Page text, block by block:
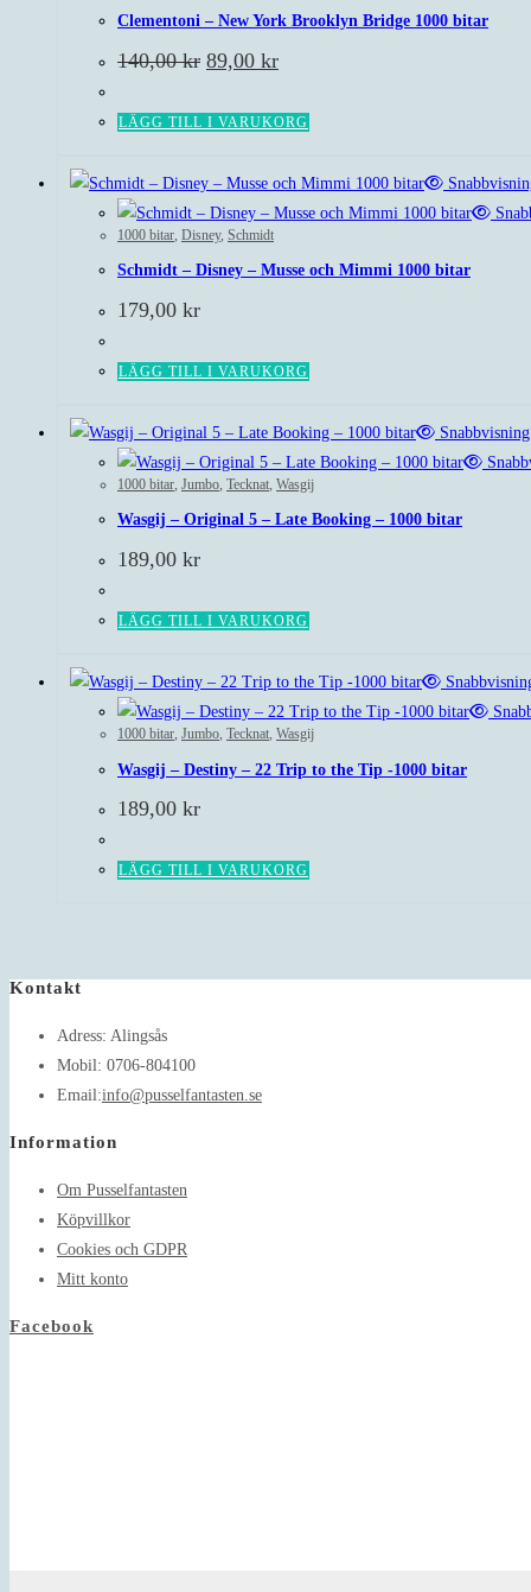
Clementoni – New York Brooklyn Bridge 1000 bitar
140,00kr Det
ursprungliga
var:
89,00 krDet
nuvarande
är:
LÄGG TILL I VARUKORG
1000 bitar Disney, Schmidt
Schmidt – Disney – Musse och Mimmi 1000 bitar
179,00 kr
LÄGG TILL I VARUKORG
Snabbvisning
1000 bitar Jumbo Tecknat Wasgij
Wasgij – Original 5 – Late Booking – 1000 bitar
189,00 kr
LÄGG TILL I VARUKORG
1000 bitar, Jumbo, Tecknat, Wasgij
Wasgij – Destiny – 22 Trip to the Tip -1000 bitar
189,00 kr
LÄGG TILL I VARUKORG
Kontakt
Adress: Alingsås
Mobil: 0706-804100
Email:info@pusselfantasten.seOpens
Information
Om Pusselfantasten
Köpvillkor
Cookies och GDPR
Mitt konto
Facebook